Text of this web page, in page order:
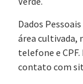
Dados
área cultivada,
telefone e
contato com